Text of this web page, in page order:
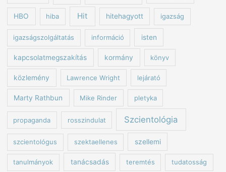
HBO hiba Hit hitehagyott igazság
igazságszolgáltatás információ isten
kapcsolatmegszakítás kormány könyv
közlemény Lawrence Wright lejárató
Marty Rathbun Mike Rinder pletyka
propaganda rosszindulat Szcientológia
szcientológus szektaellenes szellemi
tanulmányok tanácsadás teremtés tudatosság